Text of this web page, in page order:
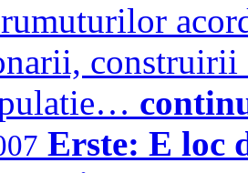
construirii
Erste: E loc